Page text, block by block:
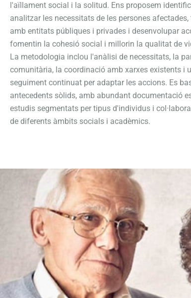
l'aïllament social i la solitud. Ens proposem
analitzar les necessitats de les persones
amb entitats públiques i privades i desenvolupar
fomentin la cohesió social i millorin la qualitat de
La metodologia inclou l'anàlisi de necessitats, la
comunitària, la coordinació amb xarxes existents i
seguiment continuat per adaptar les accions. Es
antecedents sòlids, amb abundant documentació
estudis segmentats per tipus d'individus i
de diferents àmbits socials i acadèmics.